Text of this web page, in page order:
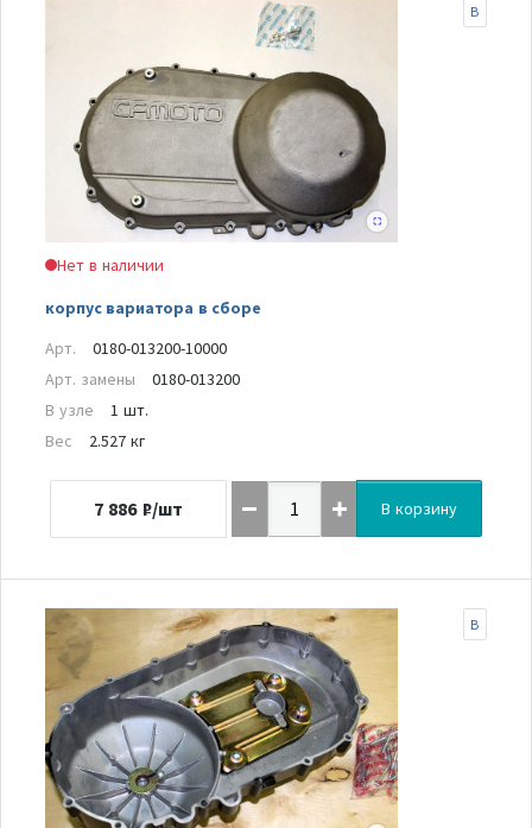
Нет в наличии
корпус вариатора в сборе
B
Арт.
0180-013200-10000
Арт. замены
0180-013200
В узле
1 шт.
Вес
2.527 кг
7 886 ₽/шт В корзину
B